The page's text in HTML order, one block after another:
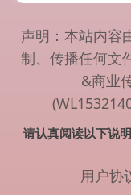
声明：本站内容
制、传播任何文
&商业
请认真阅读以下说
用户协